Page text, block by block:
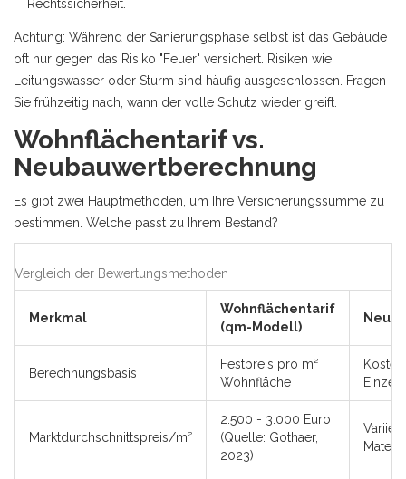
Rechtssicherheit.
Achtung: Während der Sanierungsphase selbst ist das Gebäude
oft nur gegen das Risiko "Feuer" versichert. Risiken wie
Leitungswasser oder Sturm sind häufig ausgeschlossen. Fragen
Sie frühzeitig nach, wann der volle Schutz wieder greift.
Wohnflächentarif vs.
Neubauwertberechnung
Es gibt zwei Hauptmethoden, um Ihre Versicherungssumme zu
bestimmen. Welche passt zu Ihrem Bestand?
Vergleich der Bewertungsmethoden
Merkmal
Wohnflächentarif
(qm-Modell)
Berechnungsbasis
Festpreis pro m²
Wohnfläche
Marktdurchschnittspreis/m²
2.500 - 3.000 Euro
(Quelle: Gothaer,
2023)